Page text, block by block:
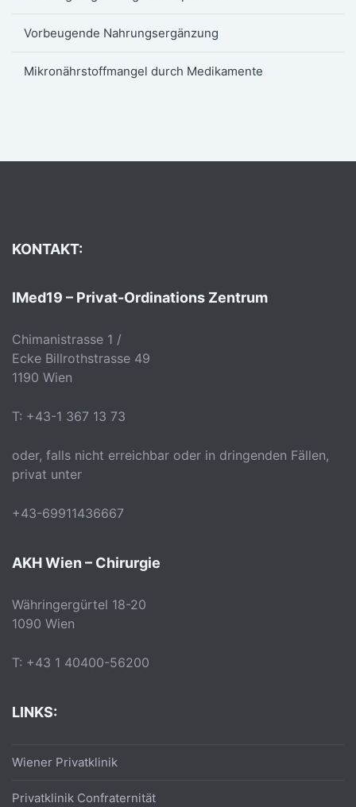
Vorbeugende Nahrungsergänzung
Mikronährstoffmangel durch Medikamente
KONTAKT:
IMed19 – Privat-Ordinations Zentrum
Chimanistrasse 1 /
Ecke Billrothstrasse 49
1190 Wien
T: +43-1 367 13 73
oder, falls nicht erreichbar oder in dringenden Fällen,
privat unter
+43-69911436667
AKH Wien – Chirurgie
Währingergürtel 18-20
1090 Wien
T: +43 1 40400-56200
LINKS:
Wiener Privatklinik
Privatklinik Confraternität